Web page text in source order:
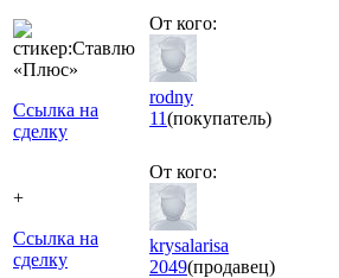
Ссылка на
сделку
От кого:
rodny
11(покупатель)
+
Ссылка на
сделку
От кого:
krysalarisa
2049(продавец)